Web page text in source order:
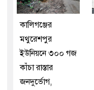
কালিগঞ্জের
মথুরেশপুর
ইউনিয়নে ৩০০ গজ
কাঁচা রাস্তার
জনদুর্ভোগ,